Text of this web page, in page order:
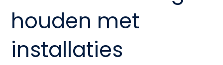
houden met
installaties